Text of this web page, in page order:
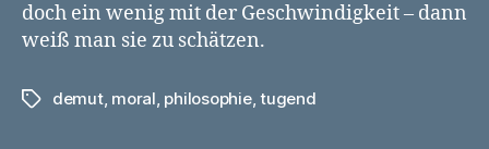
doch ein wenig mit der Geschwindigkeit – dann
weiß man sie zu schätzen.
Schlagwörter
demut, moral, philosophie,tugend